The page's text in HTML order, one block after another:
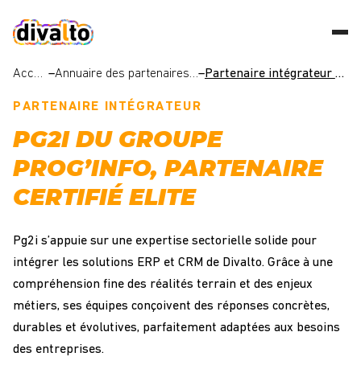
Accueil – Annuaire des partenaires intégrateurs– Partenaire intégrateur _ Pg2i
PARTENAIRE INTÉGRATEUR
PG2I DU GROUPE
PROG’INFO, PARTENAIRE
CERTIFIÉ ELITE
Pg2i s’appuie sur une expertise sectorielle solide pour
intégrer les solutions ERP et CRM de Divalto. Grâce à une
compréhension fine des réalités terrain et des enjeux
métiers, ses équipes conçoivent des réponses concrètes,
durables et évolutives, parfaitement adaptées aux besoins
des entreprises.